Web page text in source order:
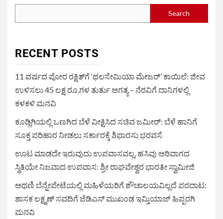
Search
RECENT POSTS
11 ವರ್ಷದ ಪೋರ ರಕ್ಷಿತ್‌ಗೆ ‘ಥಲಸೇಮಿಯಾ ಮೇಜರ್’ ಕಾಯಿಲೆ: ಜೀವ
ಉಳಿಸಲು 45 ಲಕ್ಷ ರೂ.ಗಳ ತುರ್ತು ಅಗತ್ಯ – ನೆರವಿಗೆ ದಾನಿಗಳಲ್ಲಿ
ಕಳಕಳಿ ಮನವಿ
ಕೂಡ್ಲಿಗಿಯಲ್ಲಿ ಒಣಗಿದ ಬೆಳೆ ವೀಕ್ಷಿಸಿದ ಸಚಿವ ಜಮೀರ್: ಬೆಳೆ ಹಾನಿಗೆ
ಸೂಕ್ತ ಪರಿಹಾರ ನೀಡಲು ಸರ್ಕಾರಕ್ಕೆ ಶಿಫಾರಸು ಭರವಸೆ
ಊಟ ಮಾಡದೇ ಇರುವುದು ಉಪವಾಸವಲ್ಲ, ಹಸಿವು ಅರಿವಾಗದ
ಸ್ಥಿತಿಯೇ ನಿಜವಾದ ಉಪವಾಸ: ಶ್ರೀ ರಾಘವೇಶ್ವರ ಭಾರತೀ ಸ್ವಾಮೀಜಿ
ಅಥಣಿ ಬೆನ್ನೇಪೇಟೆಯಲ್ಲಿ ಮಹಿಳೆಯರಿಗೆ ಶೌಚಾಲಯವಿಲ್ಲದೆ ಪರದಾಟ:
ಶಾಸಕ ಲಕ್ಷ್ಮಣ್ ಸವದಿಗೆ ಜೆಡಿಎಸ್ ಮುಖಂಡ ಇಮ್ತಿಯಾಜ್ ಹಿಪ್ಪರಗಿ
ಮನವಿ